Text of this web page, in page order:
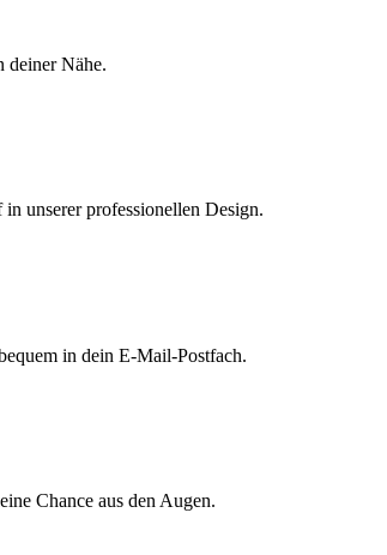
deiner Nähe.
unserer professionellen Design.
in dein E-Mail-Postfach.
Chance aus den Augen.